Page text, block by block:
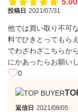
5.00
投稿日 2021/07/31
他では買い取り不可
料でひきとってもら
でわざわざこちらか
にかあったらお願い
0
返信日 2021/08/05